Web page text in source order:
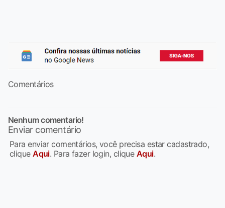
Comentários
Nenhum comentario!
Enviar comentário
Para enviar comentários, você precisa estar cadastrado,
cliqueAqui. Para fazer login, clique Aqui.